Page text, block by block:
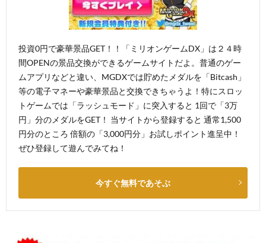
投資0円で豪華景品GET！！「ミリオンゲームDX」は２４時
間OPENの景品交換ができるゲームサイトだよ。普通のゲー
ムアプリなどと違い、MGDXでは貯めたメダルを「Bitcash」
等の電子マネーや豪華景品と交換できちゃうよ！特にスロッ
トゲームでは「ラッシュモード」に突入すると 1回で「3万
円」分のメダルをGET！ 当サイトから登録すると 通常1,500
円分のところ 倍額の「3,000円分」お試しポイント進呈中！
ぜひ登録して遊んでみてね！
今すぐ無料であそぶ